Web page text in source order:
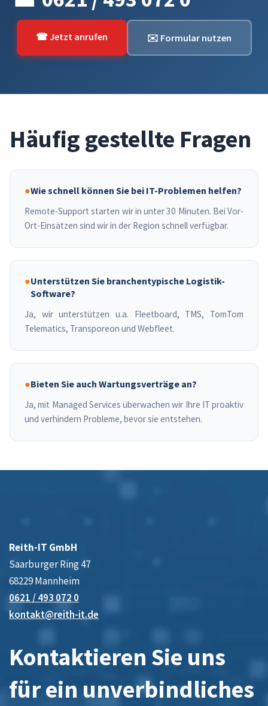
☎ Jetzt anrufen ✉️ Formular nutzen
Häufig gestellte Fragen
●Wie schnell können Sie bei IT-Problemen helfen?
Remote-Support starten wir in unter 30 Minuten. Bei Vor-
Ort-Einsätzen sind wir in der Region schnell verfügbar.
●Unterstützen Sie branchentypische Logistik-
Software?
Ja, wir unterstützen u.a. Fleetboard, TMS, TomTom
Telematics, Transporeon und Webfleet.
●Bieten Sie auch Wartungsverträge an?
Ja, mit Managed Services überwachen wir Ihre IT proaktiv
und verhindern Probleme, bevor sie entstehen.
Reith-IT GmbH
Saarburger Ring 47
68229 Mannheim
0621 / 493 072 0
kontakt@reith-it.de
Kontaktieren Sie uns
für ein unverbindliches